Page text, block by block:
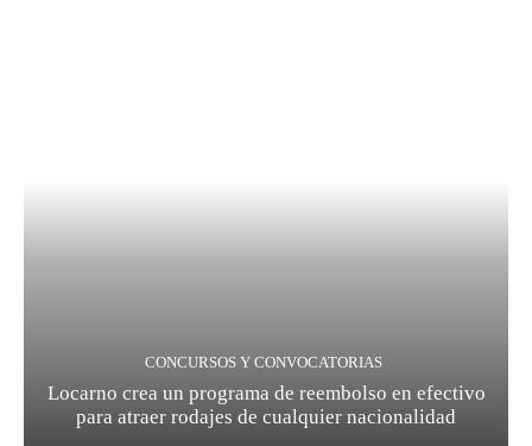
CONCURSOS Y CONVOCATORIAS
Locarno crea un programa de reembolso en efectivo
para atraer rodajes de cualquier nacionalidad